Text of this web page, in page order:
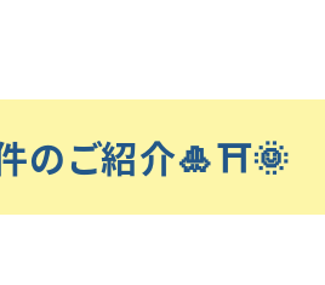
のご紹介🎍⛩️🌞